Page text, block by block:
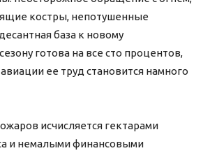
костры, непотушенные
база к новому
готова на все сто процентов,
ее труд становится намного
исчисляется гектарами
и немалыми финансовыми